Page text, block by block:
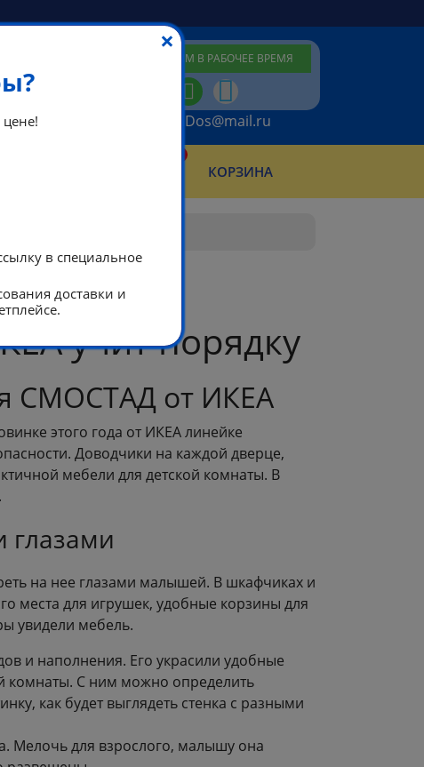
ПЕРЕЗВОНИМ В РАБОЧЕЕ ВРЕМЯ
ikeaDos@mail.ru
КОРЗИНА
учит порядку
СМОСТАД от ИКЕА
этого года от ИКЕА линейке
Доводчики на каждой дверце,
мебели для детской комнаты. В
глазами
на нее глазами малышей. В шкафчиках и
места для игрушек, удобные корзины для
увидели мебель.
и наполнения. Его украсили удобные
комнаты. С ним можно определить
как будет выглядеть стенка с разными
Мелочь для взрослого, малышу она
×
в специальное
доставки и